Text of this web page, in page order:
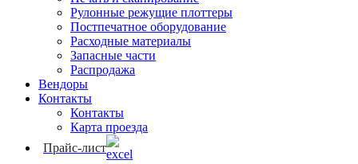
Рулонные режущие плоттеры
Постпечатное оборудование
Расходные материалы
Запасные части
Распродажа
Вендоры
Контакты
Контакты
Карта проезда
Прайс-лист